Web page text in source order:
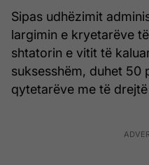
Sipas udhëzimit
largimin e kryetarëve
shtatorin e vitit të
suksesshëm, duhet 50
qytetarëve me të